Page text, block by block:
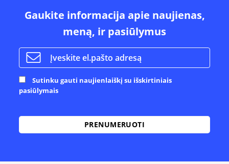
Gaukite informacija apie naujienas,
meną, ir pasiūlymus
Sutinku gauti naujienlaiškį su išskirtiniais
pasiūlymais